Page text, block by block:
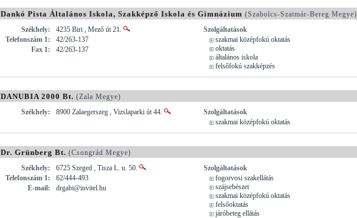
Dankó Pista Általános Iskola, Szakképző Iskola és Gimnázium (Szabolcs-Szatmár-Bereg Megye)
Székhely:
4235 Biri , Mező út 21.
Telefonszám 1:
42/263-137
Fax 1:
42/263-137
Szolgáltatások
szakmai középfokú oktatás
oktatás
általános iskola
felsőfokú szakképzés
DANUBIA 2000 Bt. (Zala Megye)
Székhely:
8900 Zalaegerszeg , Vizslaparki út 44.
Szolgáltatások
szakmai középfokú oktatás
Dr. Grünberg Bt. (Csongrád Megye)
Székhely:
6725 Szeged , Tisza L. u. 50.
Telefonszám 1:
62/444-493
E-mail:
drgabi@invitel.hu
Szolgáltatások
fogorvosi szakellátás
szájsebészet
szakmai középfokú oktatás
felsőoktatás
járóbeteg ellátás